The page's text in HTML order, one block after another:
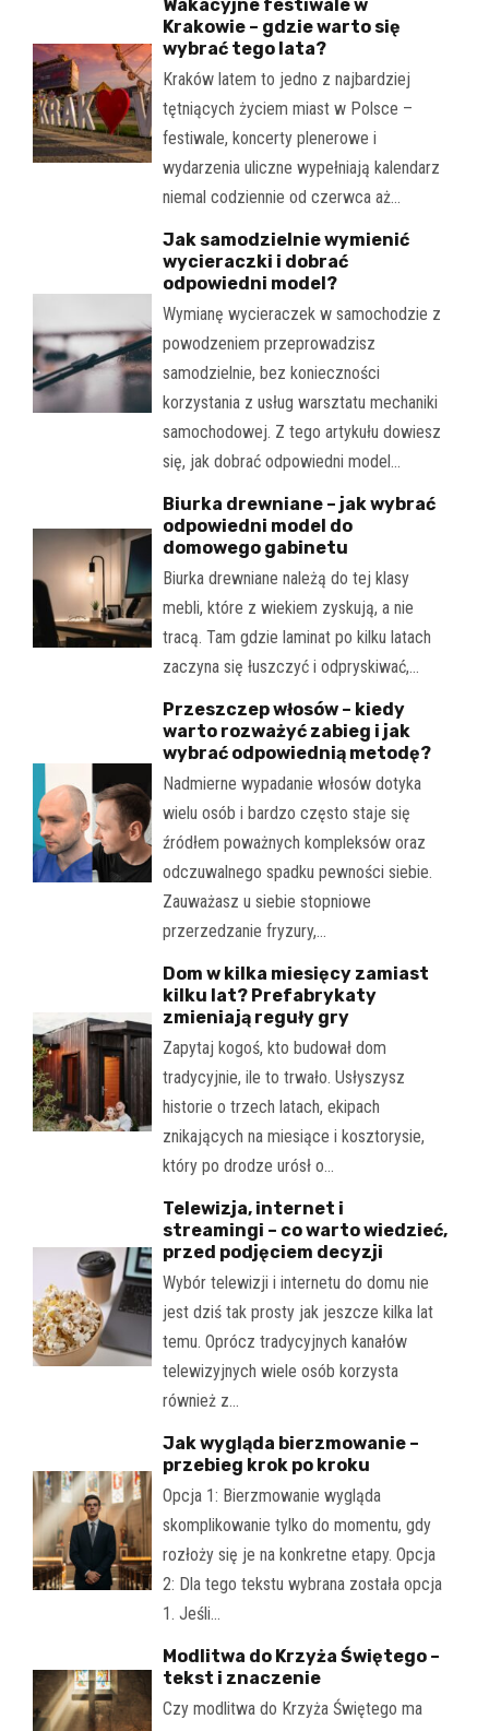
Wakacyjne festiwale w
Krakowie – gdzie warto się
wybrać tego lata?
Kraków latem to jedno z najbardziej
tętniących życiem miast w Polsce –
festiwale, koncerty plenerowe i
wydarzenia uliczne wypełniają kalendarz
niemal codziennie od czerwca aż…
Jak samodzielnie wymienić
wycieraczki i dobrać
odpowiedni model?
Wymianę wycieraczek w samochodzie z
powodzeniem przeprowadzisz
samodzielnie, bez konieczności
korzystania z usług warsztatu mechaniki
samochodowej. Z tego artykułu dowiesz
się, jak dobrać odpowiedni model…
Biurka drewniane – jak wybrać
odpowiedni model do
domowego gabinetu
Biurka drewniane należą do tej klasy
mebli, które z wiekiem zyskują, a nie
tracą. Tam gdzie laminat po kilku latach
zaczyna się łuszczyć i odpryskiwać,…
Przeszczep włosów – kiedy
warto rozważyć zabieg i jak
wybrać odpowiednią metodę?
Nadmierne wypadanie włosów dotyka
wielu osób i bardzo często staje się
źródłem poważnych kompleksów oraz
odczuwalnego spadku pewności siebie.
Zauważasz u siebie stopniowe
przerzedzanie fryzury,…
Dom w kilka miesięcy zamiast
kilku lat? Prefabrykaty
zmieniają reguły gry
Zapytaj kogoś, kto budował dom
tradycyjnie, ile to trwało. Usłyszysz
historie o trzech latach, ekipach
znikających na miesiące i kosztorysie,
który po drodze urósł o…
Telewizja, internet i
streamingi – co warto wiedzieć,
przed podjęciem decyzji
Wybór telewizji i internetu do domu nie
jest dziś tak prosty jak jeszcze kilka lat
temu. Oprócz tradycyjnych kanałów
telewizyjnych wiele osób korzysta
również z…
Jak wygląda bierzmowanie –
przebieg krok po kroku
Opcja 1: Bierzmowanie wygląda
skomplikowanie tylko do momentu, gdy
rozłoży się je na konkretne etapy. Opcja
2: Dla tego tekstu wybrana została opcja
1. Jeśli…
Modlitwa do Krzyża Świętego –
tekst i znaczenie
Czy modlitwa do Krzyża Świętego ma